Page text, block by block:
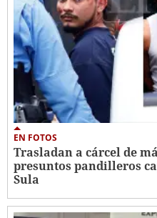
EN FOTOS
Trasladan a cárcel de
presuntos pandilleros
Sula